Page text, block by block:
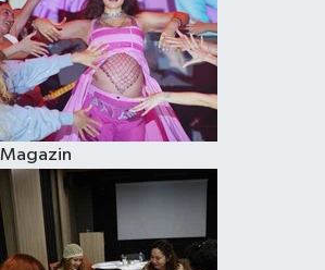
Magazin